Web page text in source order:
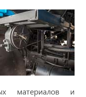
материалов и